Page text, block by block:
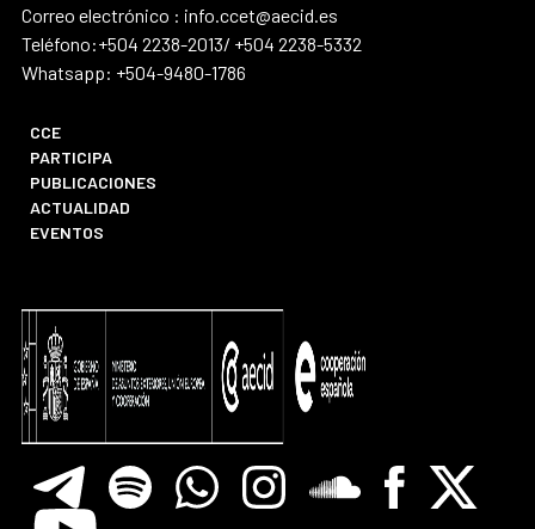
Correo electrónico : info.ccet@aecid.es
Teléfono:+504 2238-2013/ +504 2238-5332
Whatsapp: +504-9480-1786
CCE
PARTICIPA
PUBLICACIONES
ACTUALIDAD
EVENTOS
TelegramSpotify WhatsappInstagramSoundcloreFacebook
X
Youtube